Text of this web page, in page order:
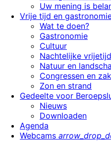
Uw mening is
Vrije tijd en
Wat te doen?
Gastronomie
Cultuur
Nachtelijke vrijetijd
Natuur en
Congressen en
Zon en strand
Gedeelte voor
Nieuws
Downloaden
Agenda
Webcams